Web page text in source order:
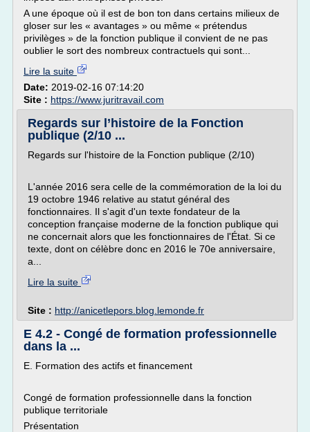
A une époque où il est de bon ton dans certains milieux de
gloser sur les « avantages » ou même « prétendus
privilèges » de la fonction publique il convient de ne pas
oublier le sort des nombreux contractuels qui sont...
Lire la suite
Date: 2019-02-16 07:14:20
Site : https://www.juritravail.com
Regards sur l’histoire de la Fonction
publique (2/10 ...
Regards sur l'histoire de la Fonction publique (2/10)
L'année 2016 sera celle de la commémoration de la loi du
19 octobre 1946 relative au statut général des
fonctionnaires. Il s'agit d'un texte fondateur de la
conception française moderne de la fonction publique qui
ne concernait alors que les fonctionnaires de l'État. Si ce
texte, dont on célèbre donc en 2016 le 70e anniversaire,
a...
Lire la suite
Site : http://anicetlepors.blog.lemonde.fr
E 4.2 - Congé de formation professionnelle
dans la ...
E. Formation des actifs et financement
Congé de formation professionnelle dans la fonction
publique territoriale
Présentation